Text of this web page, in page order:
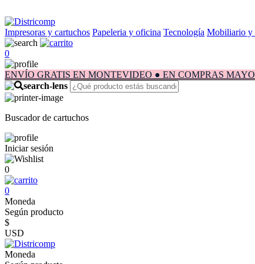
Impresoras y cartuchos Papeleria y oficina Tecnología Mobiliario y
0
ENVÍO GRATIS EN MONTEVIDEO ● EN COMPRAS
Buscador de cartuchos
Iniciar sesión
0
0
Moneda
Según producto
$
USD
Moneda